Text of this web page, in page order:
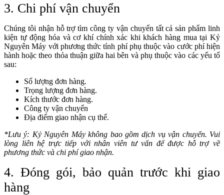
3. Chi phí vận chuyển
Chúng tôi nhận hỗ trợ tìm công ty vận chuyển tất cả sản phẩm linh
kiện tự động hóa và cơ khí chính xác khi khách hàng mua tại Kỷ
Nguyên Máy với phương thức tính phí phụ thuộc vào cước phí hiện
hành hoặc theo thỏa thuận giữa hai bên và phụ thuộc vào các yếu tố
sau:
Số lượng đơn hàng.
Trọng lượng đơn hàng.
Kích thước đơn hàng.
Công ty vận chuyển
Địa điểm giao nhận cụ thể.
*Lưu ý: Kỷ Nguyên Máy không bao gồm dịch vụ vận chuyển. Vui
lòng liên hệ trực tiếp với nhân viên tư vấn để được hỗ trợ về
phương thức và chi phí giao nhận.
4. Đóng gói, bảo quản trước khi giao
hàng